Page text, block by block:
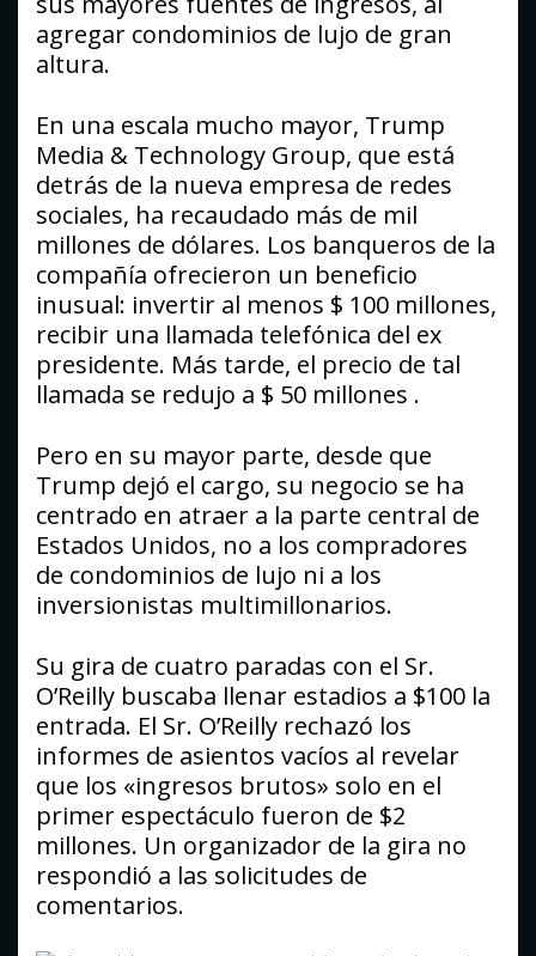
agregar condominios de lujo de gran
altura.
En una escala mucho mayor, Trump
Media & Technology Group, que está
detrás de la nueva empresa de redes
sociales, ha recaudado más de mil
millones de dólares. Los banqueros de la
compañía ofrecieron un beneficio
inusual: invertir al menos $ 100 millones,
recibir una llamada telefónica del ex
presidente. Más tarde, el precio de tal
llamada se redujo a $ 50 millones .
Pero en su mayor parte, desde que
Trump dejó el cargo, su negocio se ha
centrado en atraer a la parte central de
Estados Unidos, no a los compradores
de condominios de lujo ni a los
inversionistas multimillonarios.
Su gira de cuatro paradas con el Sr.
O’Reilly buscaba llenar estadios a $100 la
entrada. El Sr. O’Reilly rechazó los
informes de asientos vacíos al revelar
que los «ingresos brutos» solo en el
primer espectáculo fueron de $2
millones. Un organizador de la gira no
respondió a las solicitudes de
comentarios.